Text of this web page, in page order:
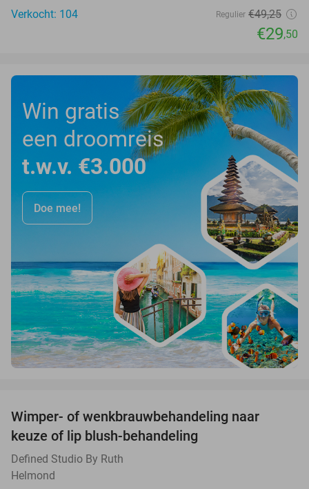
Verkocht: 104
Regulier €49,25
€29,50
Win gratis
een droomreis
t.w.v. €3.000
Doe mee!
Wimper- of wenkbrauwbehandeling naar
keuze of lip blush-behandeling
Defined Studio By Ruth
Helmond